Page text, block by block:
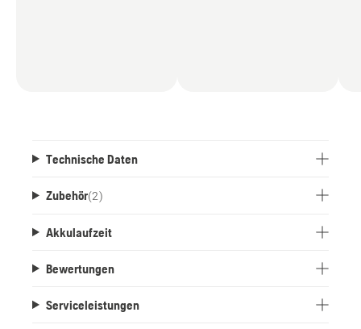
Technische Daten
Zubehör(2)
Akkulaufzeit
Bewertungen
Serviceleistungen